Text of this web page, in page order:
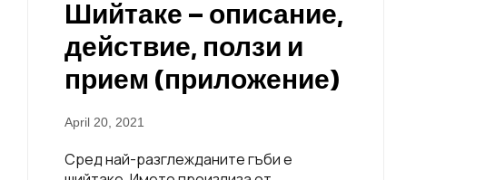
Шийтаке – описание,
действие, ползи и
прием (приложение)
April 20, 2021
Сред най-разглежданите гъби е